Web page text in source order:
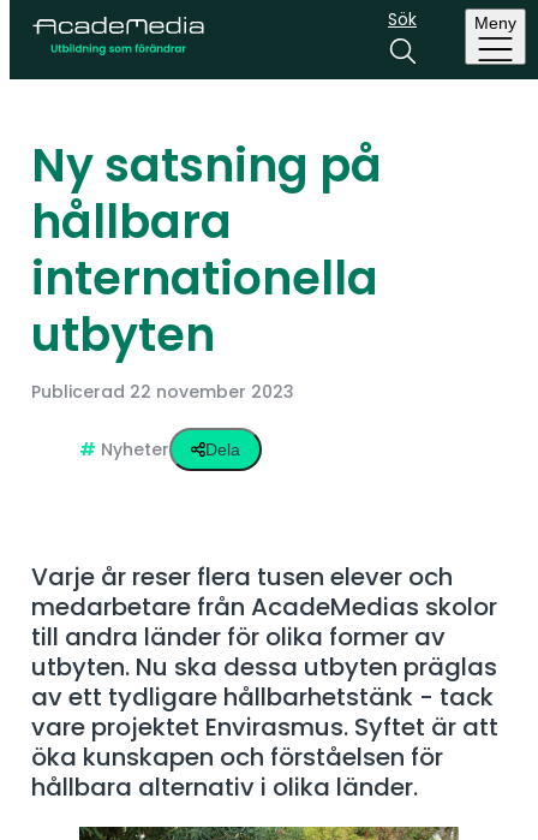
Sök Meny
Ny satsning på
hållbara
internationella
utbyten
Publicerad 22 november 2023
Nyheter Dela
Varje år reser flera tusen elever och
medarbetare från AcadeMedias skolor
till andra länder för olika former av
utbyten. Nu ska dessa utbyten präglas
av ett tydligare hållbarhetstänk - tack
vare projektet Envirasmus. Syftet är att
öka kunskapen och förståelsen för
hållbara alternativ i olika länder.